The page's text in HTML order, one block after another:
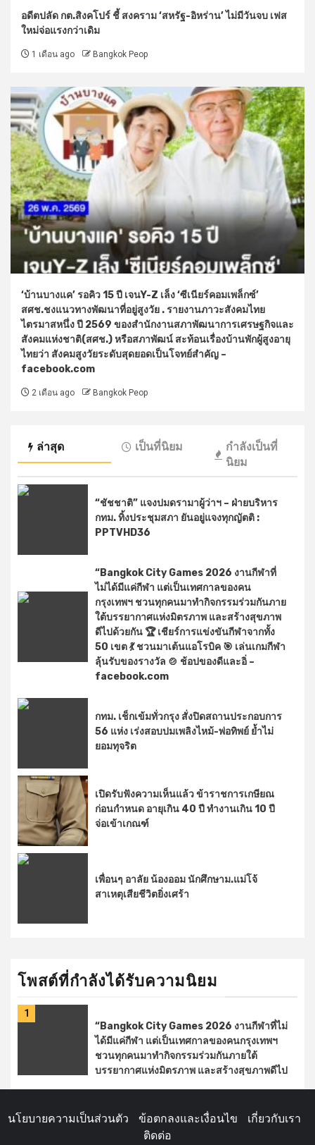
อดีตปลัด กต.สิงคโปร์ ชี้ สงคราม ‘สหรัฐ-อิหร่าน’ ไม่มีวันจบ เฟส
ใหม่จ่อแรงกว่าเดิม
1 เดือน ago Bangkok Peop
‘บ้านบางแค’ รอคิว 15 ปี เจนY-Z เล็ง ‘ซีเนียร์คอมเพล็กซ์’
สศช.ชงแนวทางพัฒนาที่อยู่สูงวัย . รายงานภาวะสังคมไทย
ไตรมาสหนึ่ง ปี 2569 ของสำนักงานสภาพัฒนาการเศรษฐกิจและ
สังคมแห่งชาติ(สศช.) หรือสภาพัฒน์ สะท้อนเรื่องบ้านพักผู้สูงอายุ
ไทยว่า สังคมสูงวัยระดับสุดยอดเป็นโจทย์สำคัญ –
facebook.com
2 เดือน ago Bangkok Peop
ล่าสุด เป็นที่นิยม
กำลังเป็นที่
นิยม
“ชัชชาติ” แจงปมดรามาผู้ว่าฯ – ฝ่ายบริหาร
กทม. ทิ้งประชุมสภา ยันอยู่แจงทุกญัตติ :
PPTVHD36
“Bangkok City Games 2026 งานกีฬาที่
ไม่ได้มีแค่กีฬา แต่เป็นเทศกาลของคน
กรุงเทพฯ ชวนทุกคนมาทำกิจกรรมร่วมกันภาย
ใต้บรรยากาศแห่งมิตรภาพ และสร้างสุขภาพ
ดีไปด้วยกัน 🏆 เชียร์การแข่งขันกีฬาจากทั้ง
50 เขต 💃 ชวนมาเต้นแอโรบิค 🎯 เล่นเกมกีฬา
ลุ้นรับของรางวัล 🍲 ช้อปของดีและอิ่ –
facebook.com
กทม. เช็กเข้มทั่วกรุง สั่งปิดสถานประกอบการ
56 แห่ง เร่งสอบปมเพลิงไหม้-พ่อทิพย์ ย้ำไม่
ยอมทุจริต
เปิดรับฟังความเห็นแล้ว ข้าราชการเกษียณ
ก่อนกำหนด อายุเกิน 40 ปี ทำงานเกิน 10 ปี
จ่อเข้าเกณฑ์
เพื่อนๆ อาลัย น้องออม นักศึกษาม.แม่โจ้
สาเหตุเสียชีวิตยิ่งเศร้า
โพสต์ที่กำลังได้รับความนิยม
1
“Bangkok City Games 2026 งานกีฬาที่ไม่
ได้มีแค่กีฬา แต่เป็นเทศกาลของคนกรุงเทพฯ
ชวนทุกคนมาทำกิจกรรมร่วมกันภายใต้
บรรยากาศแห่งมิตรภาพ และสร้างสุขภาพดีไป
รับของรางวัล 🍲 ช้อปของดีและอิ่ –
facebook.com
นโยบายความเป็นส่วนตัว ข้อตกลงและเงื่อนไข
เกี่ยวกับเรา
ติดต่อ